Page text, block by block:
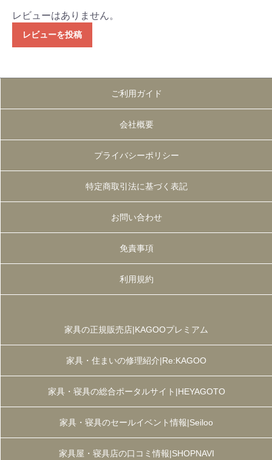
レビューはありません。
レビューを投稿
ご利用ガイド
会社概要
プライバシーポリシー
特定商取引法に基づく表記
お問い合わせ
免責事項
利用規約
家具の正規販売店|KAGOOプレミアム
家具・住まいの修理紹介|Re:KAGOO
家具・寝具の総合ポータルサイト|HEYAGOTO
家具・寝具のセールイベント情報|Seiloo
家具屋・寝具店の口コミ情報|SHOPNAVI